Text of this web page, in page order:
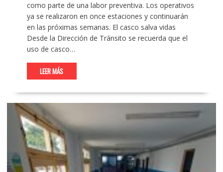
como parte de una labor preventiva. Los operativos
ya se realizaron en once estaciones y continuarán
en las próximas semanas. El casco salva vidas
Desde la Dirección de Tránsito se recuerda que el
uso de casco…
LEER MÁS